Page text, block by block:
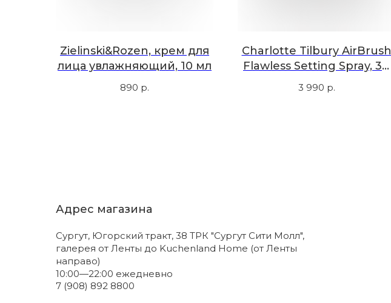
Zielinski&Rozen, крем для
лица увлажняющий, 10 мл
890 р.
Charlotte Tilbury AirBrush
Flawless Setting Spray, 34
ml
3 990 р.
Адрес магазина
Сургут, Югорский тракт, 38 ТРК "Сургут Сити Молл",
галерея от Ленты до Kuchenland Home (от Ленты
направо)
10:00—22:00 ежедневно
7 (908) 892 8800